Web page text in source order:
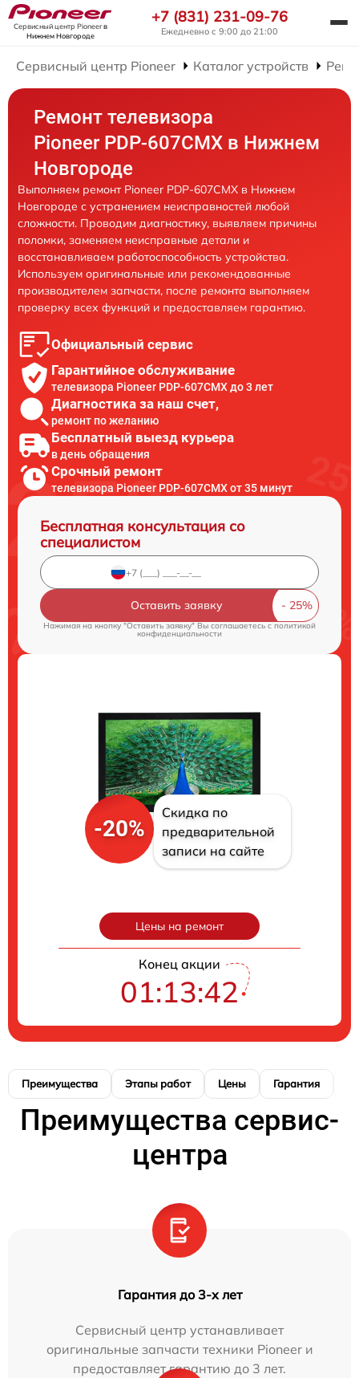
Сервисный центр Pioneerв
Нижнем Новгороде
+7 (831) 231-09-76
Ежедневно с 9:00 до 21:00
Сервисный центр Pioneer Каталог устройств
Ремонт телевизора
Pioneer PDP-607CMX в Нижнем
Новгороде
Выполняем ремонт Pioneer PDP-607CMX в Нижнем
Новгороде с устранением неисправностей любой
сложности. Проводим диагностику, выявляем причины
поломки, заменяем неисправные детали и
восстанавливаем работоспособность устройства.
Используем оригинальные или рекомендованные
производителем запчасти, после ремонта выполняем
проверку всех функций и предоставляем гарантию.
Официальный сервис
Гарантийное обслуживание
телевизора Pioneer PDP-607CMX до 3 лет
Диагностика за наш счет,
ремонт по желанию
Бесплатный выезд курьера
в день обращения
Срочный ремонт
телевизора Pioneer PDP-607CMX от 35 минут
Бесплатная консультация со
специалистом
Оставить заявку
Нажимая на кнопку "Оставить заявку" Вы соглашаетесь c политикой
конфиденциальности
-20%
Скидка по
предварительной
записи на сайте
Цены на ремонт
Конец акции
01:13:40
Преимущества Этапы работ Цены Гарантия
Преимущества сервис-
центра
Гарантия до 3-х лет
Сервисный центр устанавливает
оригинальные запчасти техники Pioneer и
предоставляет гарантию до 3 лет.